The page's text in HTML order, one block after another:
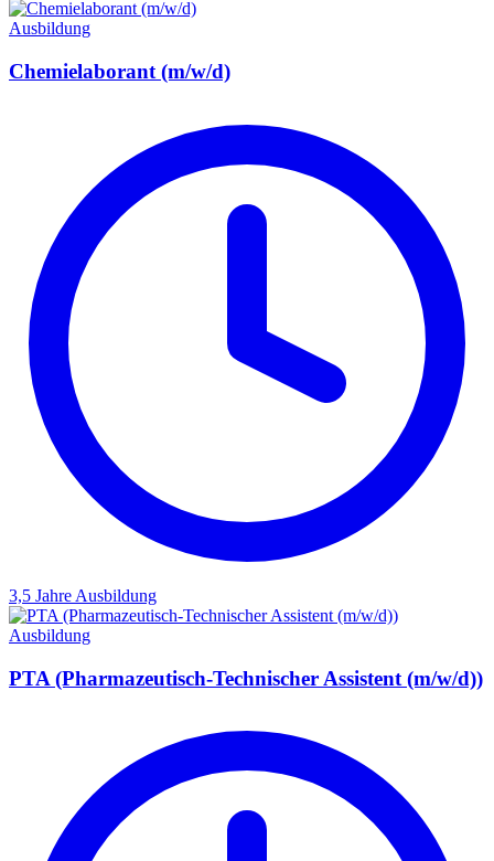
Ausbildung
Chemielaborant (m/w/d)
3,5 Jahre Ausbildung
Ausbildung
PTA (Pharmazeutisch-Technischer Assistent (m/w/d))